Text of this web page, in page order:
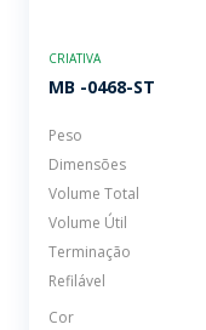
CRIATIVA
MB -0468-ST
Peso
Dimensões
Volume Total
Volume Útil
Terminação
Refilável
Cor